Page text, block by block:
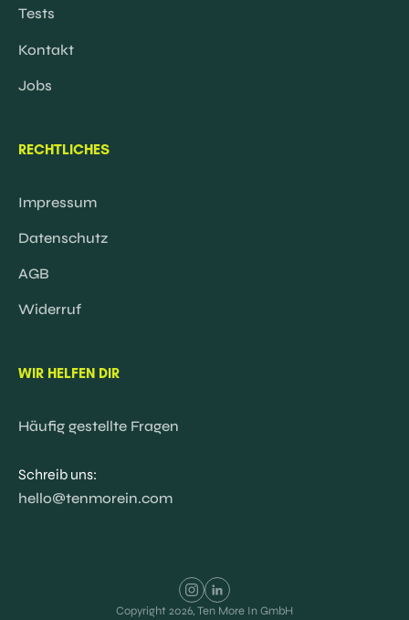
Tests
Kontakt
Jobs
RECHTLICHES
Impressum
Datenschutz
AGB
Widerruf
WIR HELFEN DIR
Häufig gestellte Fragen
Schreib uns:
hello@tenmorein.com
Copyright 2026, Ten More In GmbH